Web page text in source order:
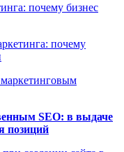
почему бизнес
почему
SEO: в выдаче
позиций